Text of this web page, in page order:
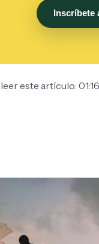
Inscríbete
este artículo: 01:16